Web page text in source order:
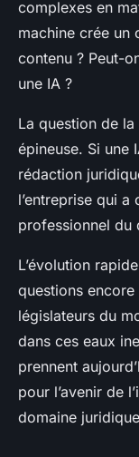
complexes en
machine crée un
contenu ? Peut-
une IA ?
La question de
épineuse. Si une
rédaction
l’entreprise qui a
professionnel du
L’évolution
questions
législateurs du
dans ces eaux
prennent
pour l’avenir de
domaine